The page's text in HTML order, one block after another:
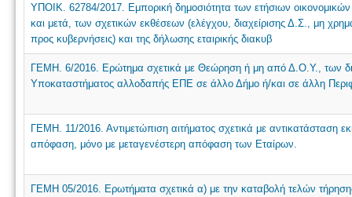
ΥΠΟΙΚ. 62784/2017. Εμπορική δημοσιότητα των ετήσιων
και μετά, των σχετικών εκθέσεων (ελέγχου, διαχείρισης Δ.Σ., μη
προς κυβερνήσεις) και της δήλωσης εταιρικής διακυβ
ΓΕΜΗ. 6/2016. Ερώτημα σχετικά με Θεώρηση ή μη από Δ.Ο.Υ., των
Υποκαταστήματος αλλοδαπής ΕΠΕ σε άλλο Δήμο ή/και σε άλλη
ΓΕΜΗ. 11/2016. Αντιμετώπιση αιτήματος σχετικά με αντικατάσταση
απόφαση, μόνο με μεταγενέστερη απόφαση των Εταίρων.
ΓΕΜΗ 05/2016. Ερωτήματα σχετικά α) με την καταβολή τελών